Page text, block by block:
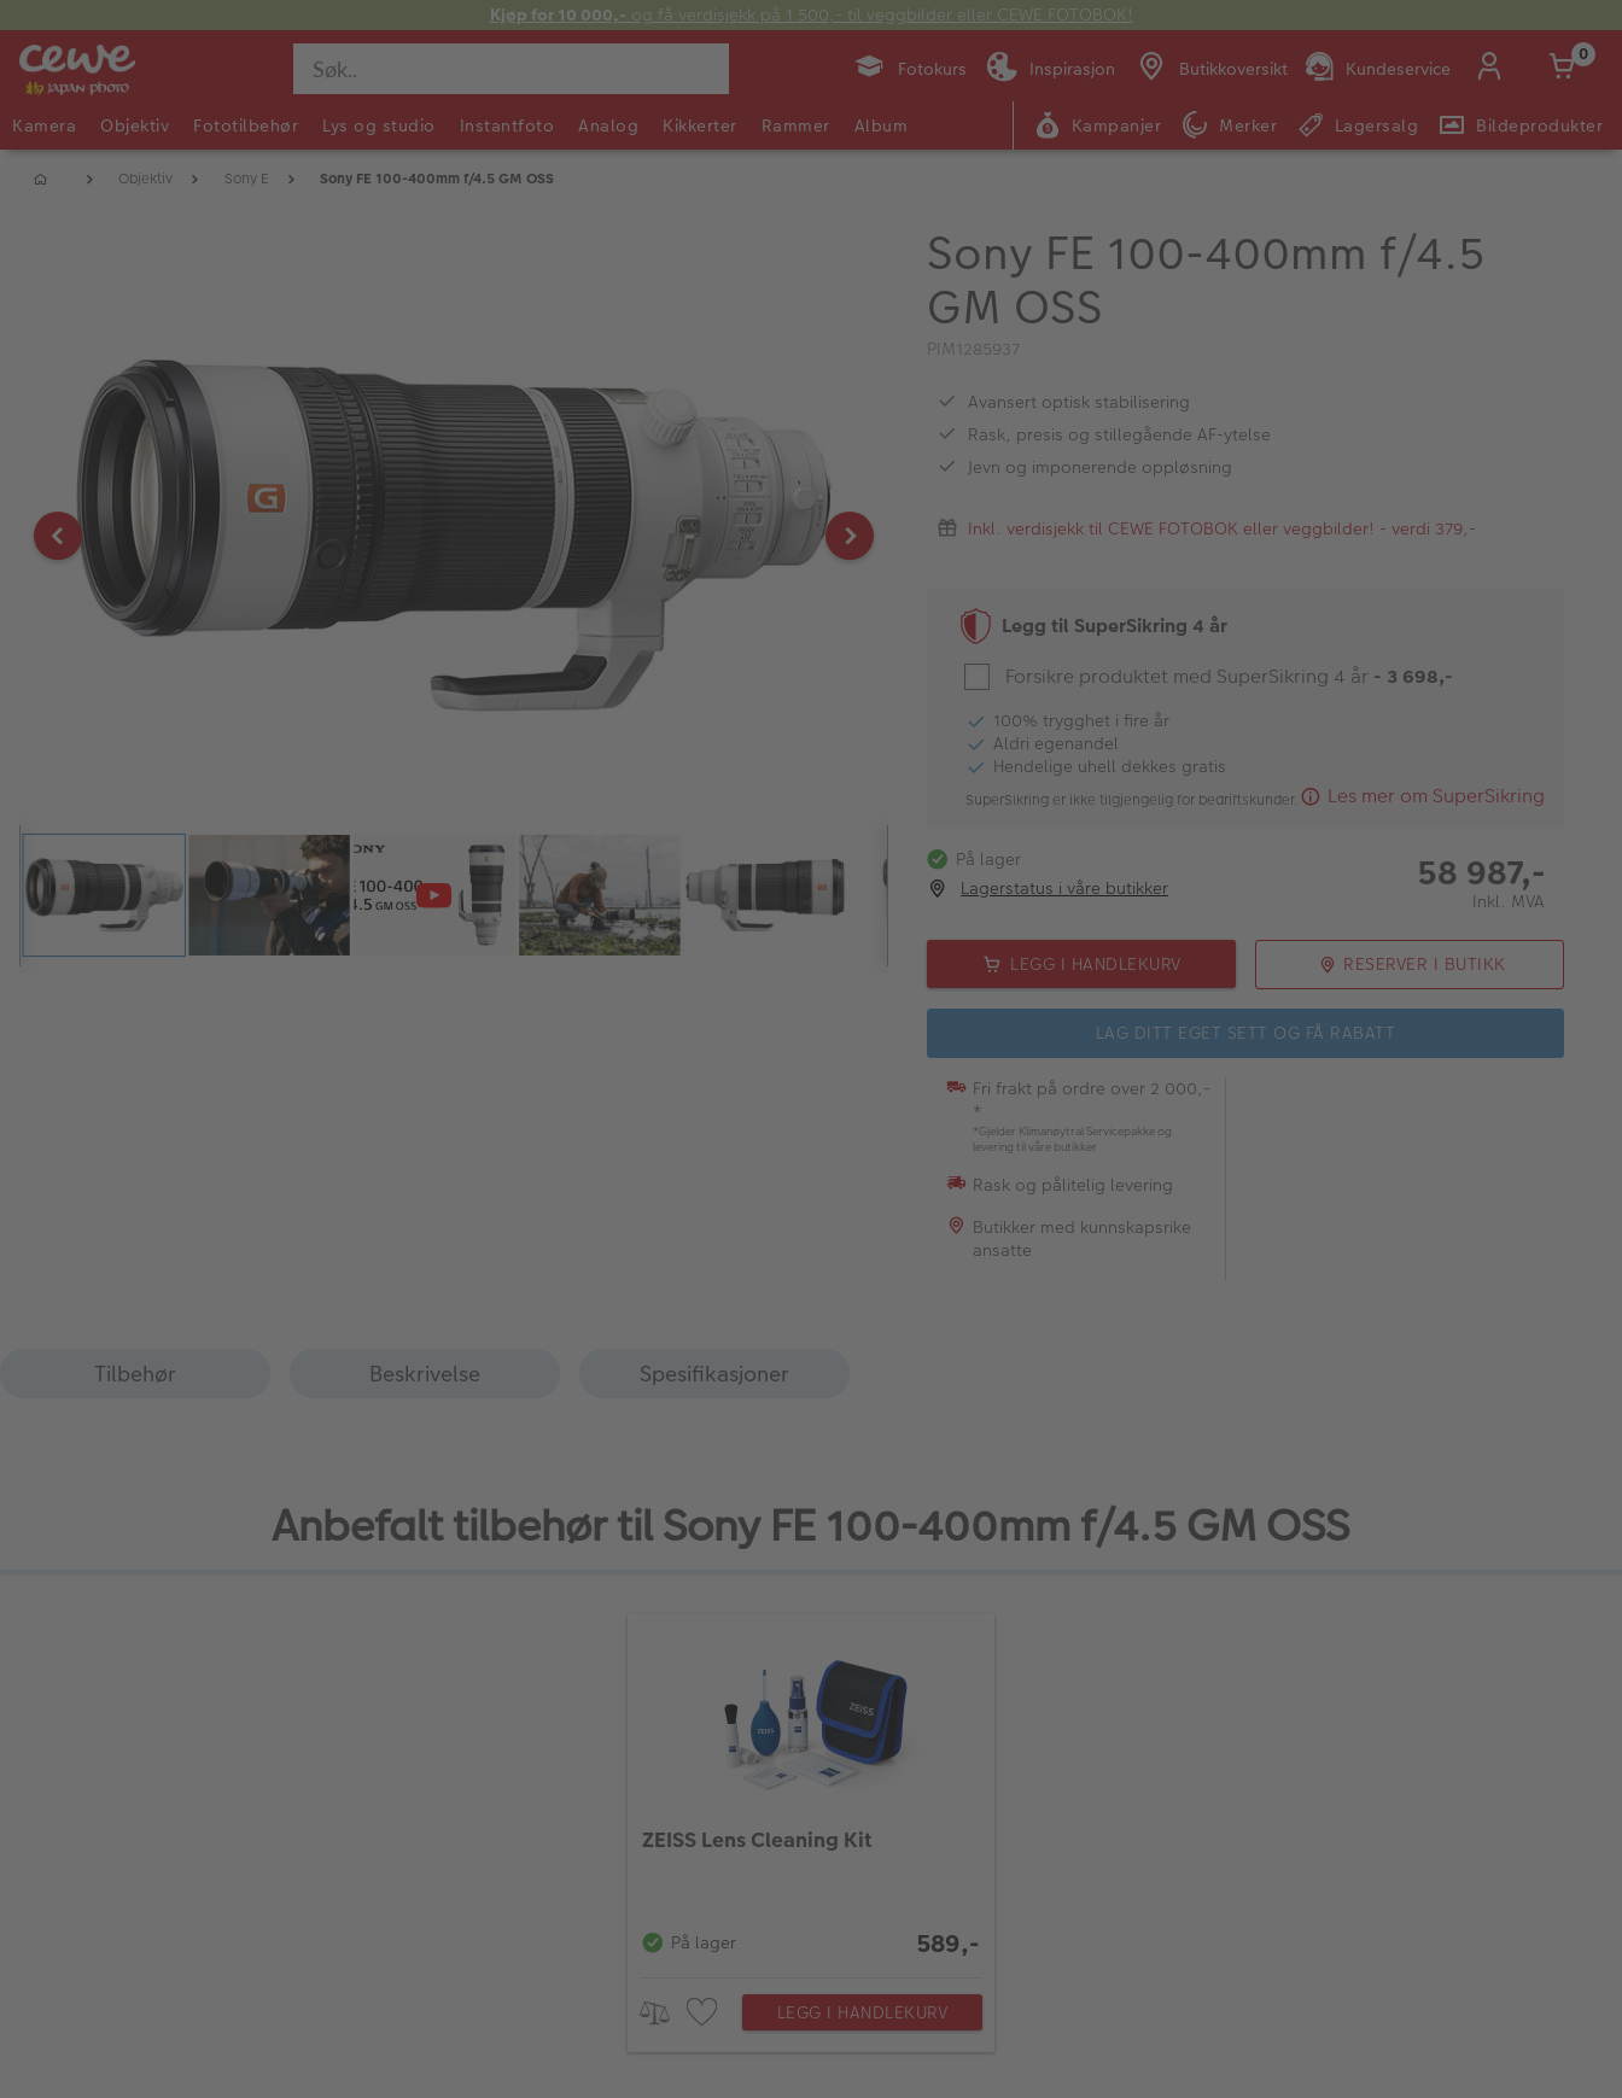
Kjøp for 10 000,- og få verdisjekk på 1 500,- til veggbilder eller CEWE FOTOBOK!
Fotokurs Inspirasjon Butikkoversikt Kundeservice
Man -
09:00 -
14:00 -
0
Kamera Objektiv Fototilbehør Lys og studio Instantfoto Analog Kikkerter Rammer Album Kampanjer Merker Lagersalg Bildeprodukter
Objektiv Sony E Sony FE 100-400mm f/4.5 GM OSS
Sony FE 100-400mm f/4.5
GM OSS
PIM1285937
Avansert optisk stabilisering
Rask, presis og stillegående AF-ytelse
Jevn og imponerende oppløsning
Inkl. verdisjekk til CEWE FOTOBOK eller veggbilder! - verdi 379,-
Legg til SuperSikring 4 år
Forsikre produktet med SuperSikring 4 år - 3 698,-
100% trygghet i fire år
Aldri egenandel
Hendelige uhell dekkes gratis
SuperSikring er ikke tilgjengelig for bedriftskunder. Les mer om SuperSikring
På lager
Lagerstatus i våre butikker
58 987,-
Inkl. MVA
LEGG I HANDLEKURV RESERVER I BUTIKK
LAG DITT EGET SETT OG FÅ RABATT
Fri frakt på ordre over 2 000,-
*
*Gjelder Klimanøytral Servicepakke og
levering til våre butikker
Rask og pålitelig levering
Butikker med kunnskapsrike
ansatte
Tilbehør Beskrivelse Spesifikasjoner
Anbefalt tilbehør til Sony FE 100-400mm f/4.5 GM OSS
ZEISS Lens Cleaning Kit
På lager 589,-
LEGG I HANDLEKURV